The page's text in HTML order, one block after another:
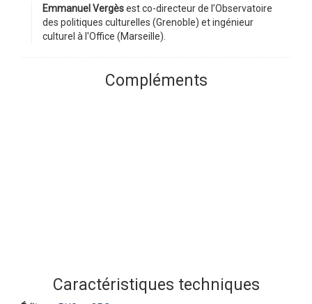
Emmanuel Vergèsest co-directeur de l’Observatoire
des politiques culturelles (Grenoble) et ingénieur
culturel à l'Office (Marseille).
Compléments
Caractéristiques techniques